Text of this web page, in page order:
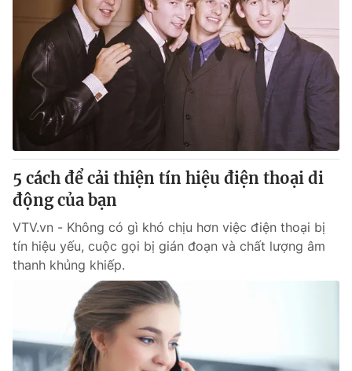
Giải sao mai
Làm đẹp
Chất lượng cuộc sống
Tuyển sinh
Học trực tuyến
Công nghệ
Hitech Công nghệ tương lai
Sản phẩm
Tư vấn
Giao lưu trực tuyến
Lịch phát sóng
Chuyên mục khác
Emagazine Podcast
Photo
Shorts video
VTV Money VTV Thể thao
5 cách để cải thiện tín hiệu điện thoại di
động của bạn
VTV.vn - Không có gì khó chịu hơn việc điện thoại bị
tín hiệu yếu, cuộc gọi bị gián đoạn và chất lượng âm
thanh khủng khiếp.